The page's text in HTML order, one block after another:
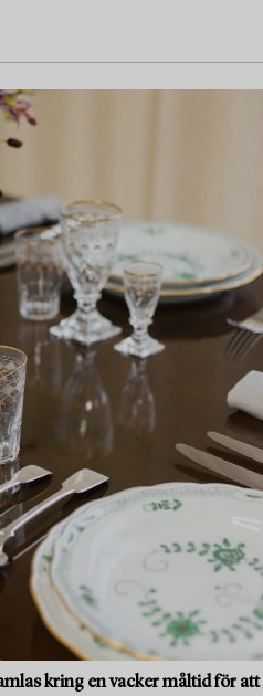
kring en vacker måltid för att